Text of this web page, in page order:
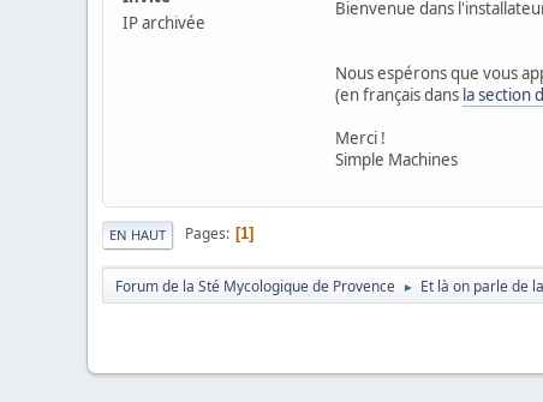
IP archivée
Bienvenue dans
Nous espérons que vous
(en français dans la section
Merci !
Simple Machines
EN HAUT Pages 1
Forum de la Sté Mycologique de Provence ► Et là on parle de